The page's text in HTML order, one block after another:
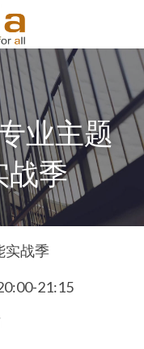
业主题
战季
实战季
21:15